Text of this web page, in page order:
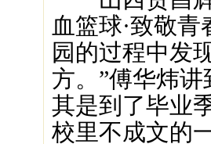
血篮球·致敬
园的过程中发
方。”傅华炜
其是到了毕业
校里不成文的